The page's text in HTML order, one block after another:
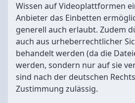
Wissen auf Videoplattformen
Anbieter das Einbetten
generell auch erlaubt. Zudem
auch aus urheberrechtlicher
behandelt werden (da die
werden, sondern nur auf sie
sind nach der deutschen
Zustimmung zulässig.